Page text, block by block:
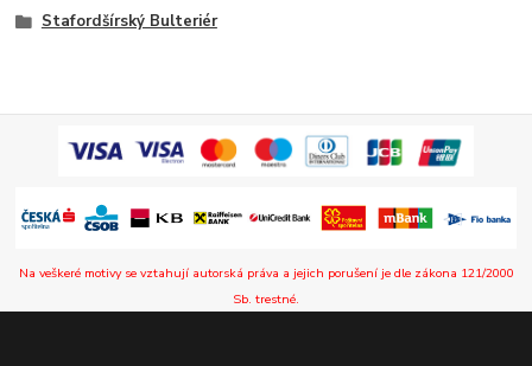
Stafordšírský Bulteriér
Na veškeré motivy se vztahují autorská práva a jejich porušení je dle zákona 121/2000
Sb. trestné.